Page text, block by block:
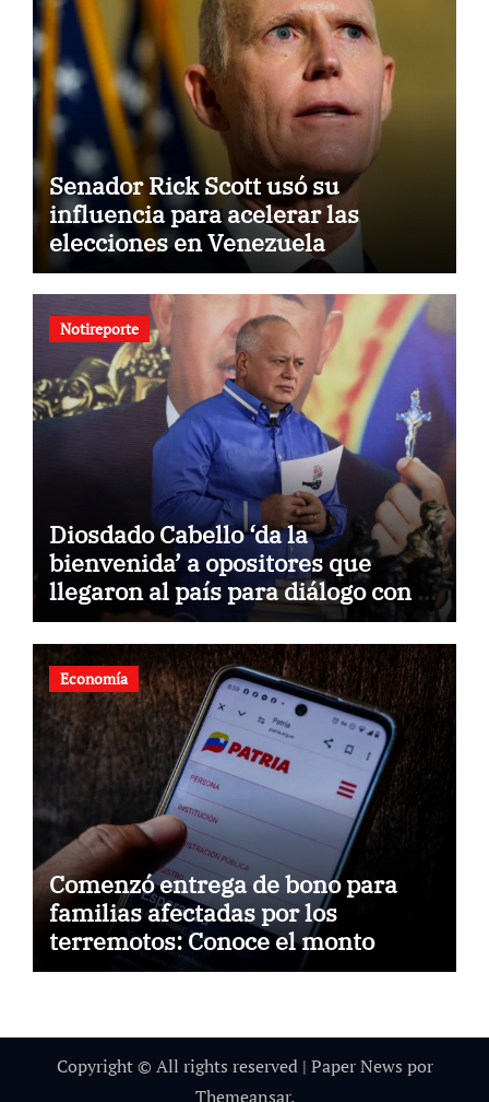
Senador Rick Scott usó su
influencia para acelerar las
elecciones en Venezuela
Notireporte
Diosdado Cabello ‘da la
bienvenida’ a opositores que
llegaron al país para diálogo con el
gobierno
Economía
Comenzó entrega de bono para
familias afectadas por los
terremotos: Conoce el monto
Copyright © All rights reserved | Paper News por
Themeansar.